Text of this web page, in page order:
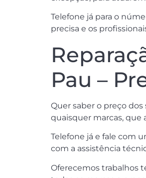
Telefone já para o
precisa e os
Pau –
Quer saber o preço
quaisquer marcas, que
Telefone já e fale com
com a assistência
Oferecemos trabalhos